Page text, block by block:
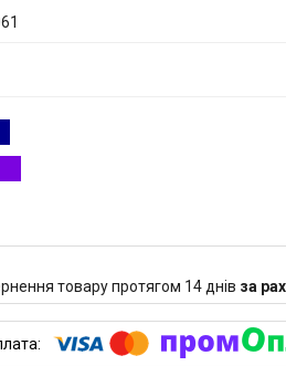
товару протягом 14 днів за